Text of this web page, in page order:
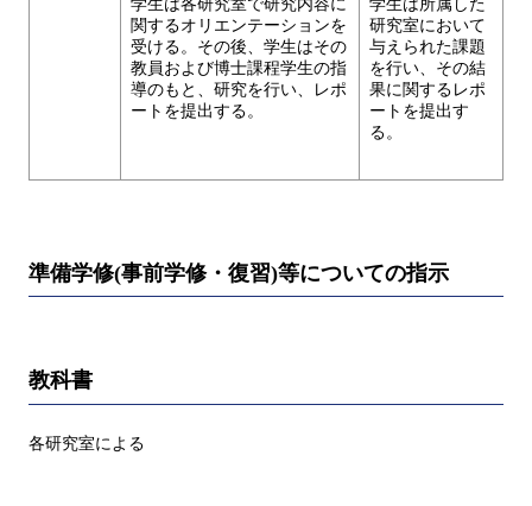
学生は各研究室で研究内容に
関するオリエンテーションを
受ける。その後、学生はその
教員および博士課程学生の指
導のもと、研究を行い、レポ
ートを提出する。
学生は所属した
研究室において
与えられた課題
を行い、その結
果に関するレポ
ートを提出す
る。
準備学修(事前学修・復習)等についての指示
教科書
各研究室による